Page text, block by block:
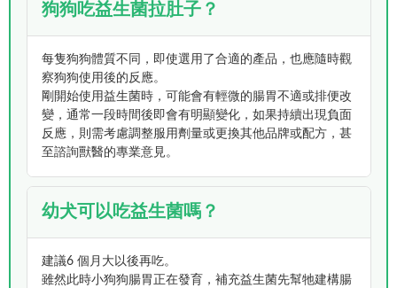
狗狗吃益生菌拉肚子？
每隻狗狗體質不同，即使選用了合適的產品，也應隨時觀
察狗狗使用後的反應。
剛開始使用益生菌時，可能會有輕微的腸胃不適或排便改
變，通常一段時間後即會有明顯變化，如果持續出現負面
反應，則需考慮調整服用劑量或更換其他品牌或配方，甚
至諮詢獸醫的專業意見。
幼犬可以吃益生菌嗎？
建議6 個月大以後再吃。
雖然此時小狗狗腸胃正在發育，補充益生菌先幫牠建構腸